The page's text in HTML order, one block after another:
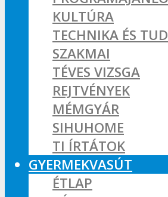
KULTÚRA
TECHNIKA ÉS
SZAKMAI
TÉVES VIZSGA
REJTVÉNYEK
MÉMGYÁR
SIHUHOME
TI ÍRTÁTOK
GYERMEKVASÚT
ÉTLAP